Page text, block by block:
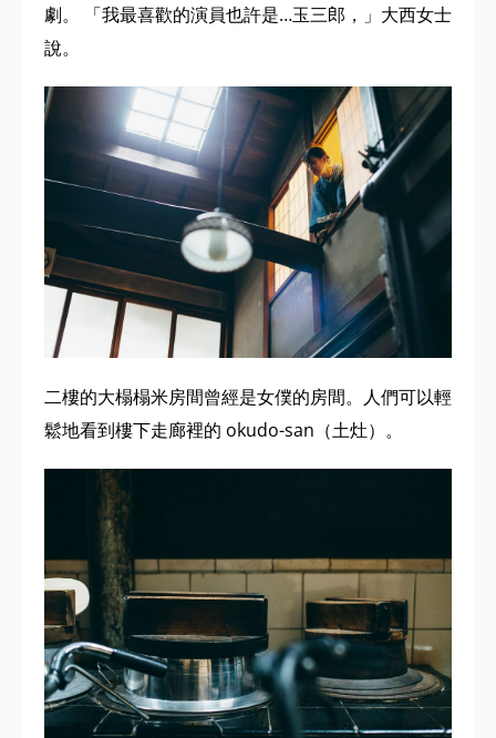
劇。 「我最喜歡的演員也許是…玉三郎，」大西女士
說。
二樓的大榻榻米房間曾經是女僕的房間。人們可以輕
鬆地看到樓下走廊裡的 okudo-san（土灶）。